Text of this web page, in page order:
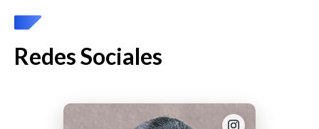
Redes Sociales